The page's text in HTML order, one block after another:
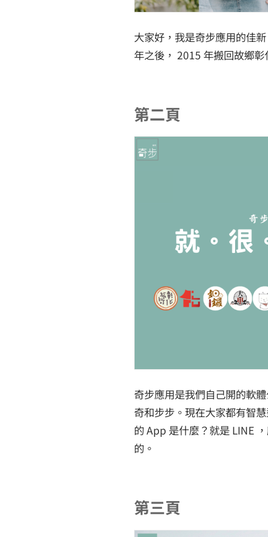
大家好，我是奇步應用的佳
年之後， 2015 年搬回故鄉彰
第二頁
奇步應用是我們自己開的軟
奇和步步。現在大家都有智
的 App 是什麼？就是 LINE
的。
第三頁